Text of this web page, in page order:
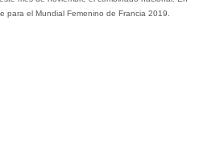
para el Mundial Femenino de Francia 2019.